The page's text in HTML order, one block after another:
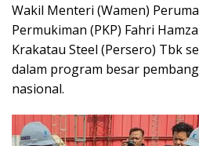
Wakil Menteri (Wamen)
Permukiman (PKP) Fahri
Krakatau Steel (Persero) Tbk
dalam program besar
nasional.